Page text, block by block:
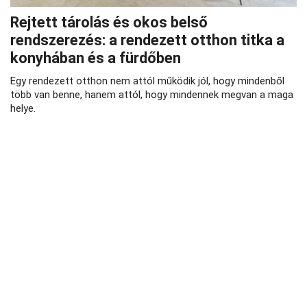
Rejtett tárolás és okos belső
rendszerezés: a rendezett otthon titka a
konyhában és a fürdőben
Egy rendezett otthon nem attól működik jól, hogy mindenből
több van benne, hanem attól, hogy mindennek megvan a maga
helye.